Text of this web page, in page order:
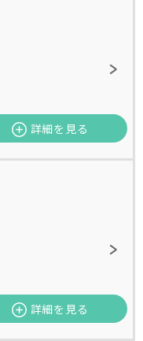
詳細を見る
詳細を見る